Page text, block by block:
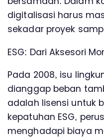
digitalisasi harus
sekadar proyek
ESG: Dari Aksesori
Pada 2008, isu
dianggap beban
adalah lisensi untuk
kepatuhan ESG,
menghadapi biaya